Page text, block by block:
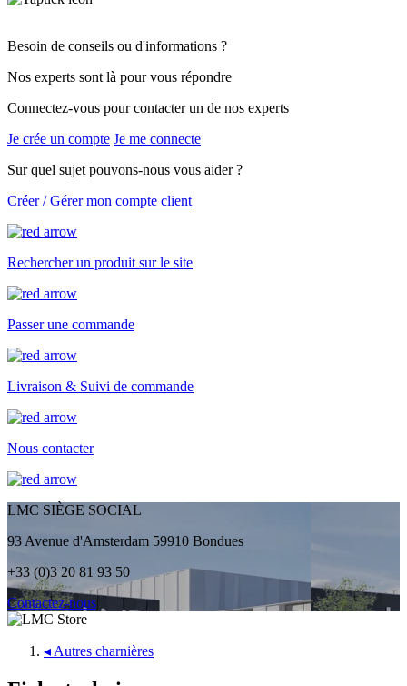
Besoin de conseils ou d'informations ?
Nos experts sont là pour vous répondre
Connectez-vous pour contacter un de nos experts
Je crée un compte Je me connecte
Sur quel sujet pouvons-nous vous aider ?
Créer / Gérer mon compte client
Rechercher un produit sur le site
Passer une commande
Livraison & Suivi de commande
Nous contacter
LMC SIÈGE SOCIAL
93 Avenue d'Amsterdam 59910 Bondues
+33 (0)3 20 81 93 50
Contactez-nous
◂ Autres charnières